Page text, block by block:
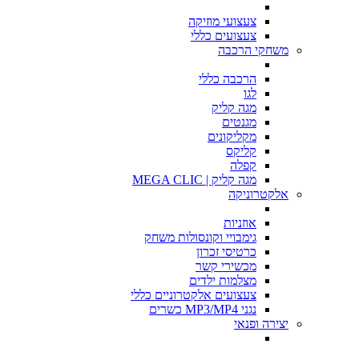
צעצועי מוזיקה
צעצועים כללי
משחקי הרכבה
הרכבה כללי
לגו
מגה קליק
מגנטים
מקליקונים
קליקס
קפלה
מגה קליק | MEGA CLIC
אלקטרוניקה
אוזניות
גימבויי וקונסולות משחק
כרטיסי זכרון
מכשירי קשר
מצלמות ילדים
צעצועים אלקטרוניים כללי
נגני MP3/MP4 כשרים
יצירה ופנאי